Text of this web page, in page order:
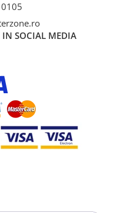
IN SOCIAL MEDIA